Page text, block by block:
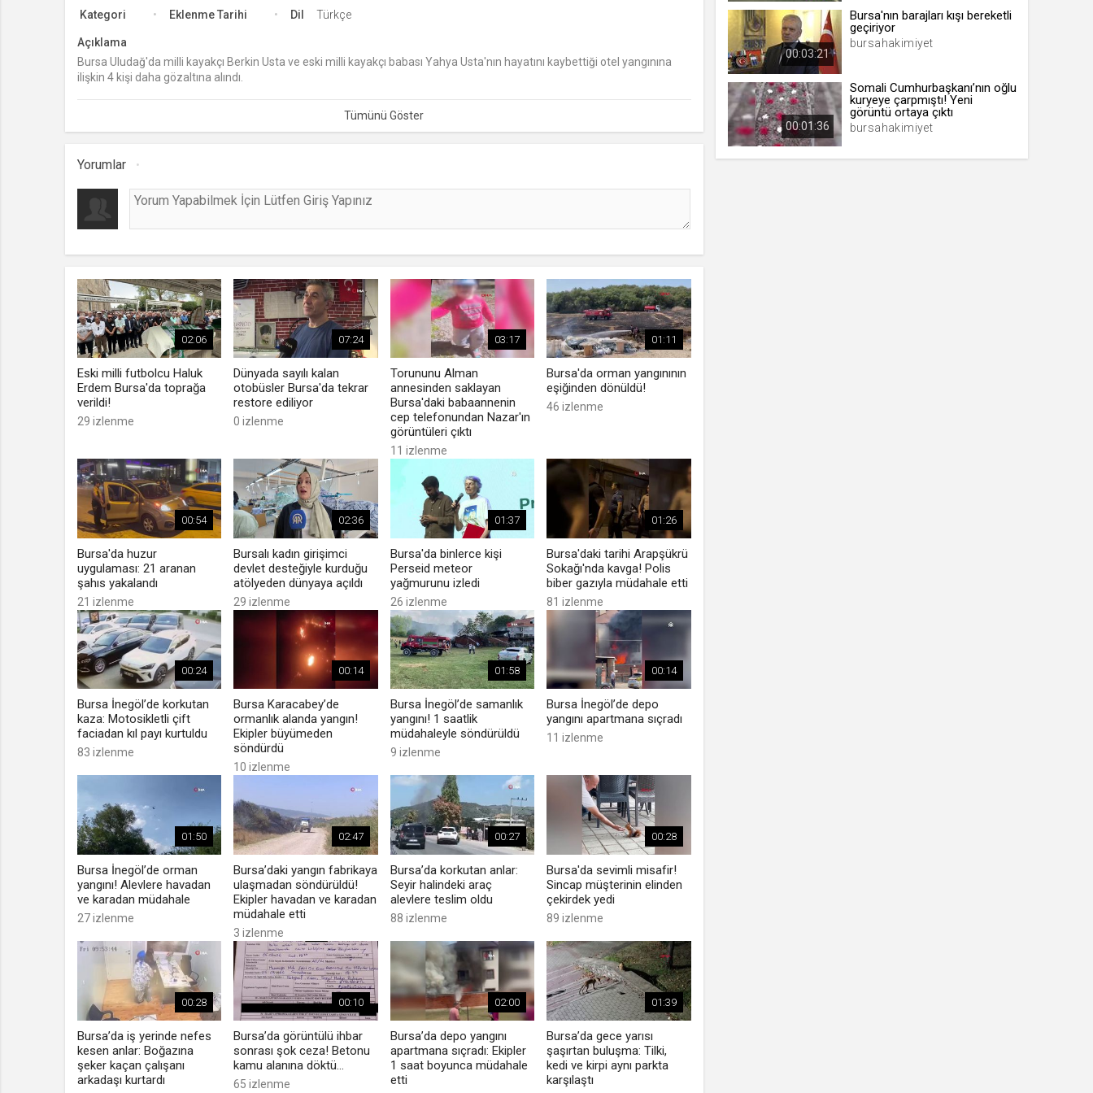
Kategori Eklenme Tarihi Dil Türkçe
Açıklama
Bursa Uludağ'da milli kayakçı Berkin Usta ve eski milli kayakçı babası Yahya Usta'nın hayatını kaybettiği otel yangınına
ilişkin 4 kişi daha gözaltına alındı.
Yorumlar
02:06
Eski milli futbolcu Haluk
Erdem Bursa'da toprağa
verildi!
29 izlenme
07:24
Dünyada sayılı kalan
otobüsler Bursa'da tekrar
restore ediliyor
0 izlenme
03:17
Torununu Alman
annesinden saklayan
Bursa'daki babaannenin
cep telefonundan Nazar'ın
görüntüleri çıktı
11 izlenme
01:11
Bursa'da orman yangınının
eşiğinden dönüldü!
46 izlenme
00:54
Bursa'da huzur
uygulaması: 21 aranan
şahıs yakalandı
21 izlenme
02:36
Bursalı kadın girişimci
devlet desteğiyle kurduğu
atölyeden dünyaya açıldı
29 izlenme
01:37
Bursa'da binlerce kişi
Perseid meteor
yağmurunu izledi
26 izlenme
01:26
Bursa'daki tarihi Arapşükrü
Sokağı'nda kavga! Polis
biber gazıyla müdahale etti
81 izlenme
00:24
Bursa İnegöl’de korkutan
kaza: Motosikletli çift
faciadan kıl payı kurtuldu
83 izlenme
00:14
Bursa Karacabey’de
ormanlık alanda yangın!
Ekipler büyümeden
söndürdü
10 izlenme
01:58
Bursa İnegöl’de samanlık
yangını! 1 saatlik
müdahaleyle söndürüldü
9 izlenme
00:14
Bursa İnegöl’de depo
yangını apartmana sıçradı
11 izlenme
01:50
Bursa İnegöl’de orman
yangını! Alevlere havadan
ve karadan müdahale
27 izlenme
02:47
Bursa’daki yangın fabrikaya
ulaşmadan söndürüldü!
Ekipler havadan ve karadan
müdahale etti
3 izlenme
00:27
Bursa’da korkutan anlar:
Seyir halindeki araç
alevlere teslim oldu
88 izlenme
00:28
Bursa'da sevimli misafir!
Sincap müşterinin elinden
çekirdek yedi
89 izlenme
00:28
Bursa’da iş yerinde nefes
kesen anlar: Boğazına
şeker kaçan çalışanı
arkadaşı kurtardı
00:10
Bursa’da görüntülü ihbar
sonrası şok ceza! Betonu
kamu alanına döktü...
65 izlenme
02:00
Bursa’da depo yangını
apartmana sıçradı: Ekipler
1 saat boyunca müdahale
etti
01:39
Bursa’da gece yarısı
şaşırtan buluşma: Tilki,
kedi ve kirpi aynı parkta
karşılaştı
00:03:21
Bursa'nın barajları kışı bereketli
geçiriyor
bursahakimiyet
00:01:36
Somali Cumhurbaşkanı’nın oğlu
kuryeye çarpmıştı! Yeni
görüntü ortaya çıktı
bursahakimiyet